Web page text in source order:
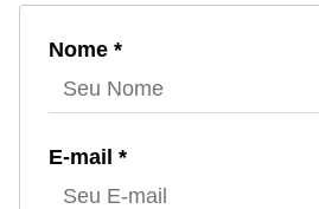
Nome *
E-mail *